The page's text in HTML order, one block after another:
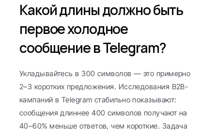
Какой длины должно быть
первое холодное
сообщение в Telegram?
Укладывайтесь в 300 символов — это примерно
2–3 коротких предложения. Исследования B2B-
кампаний в Telegram стабильно показывают:
сообщения длиннее 400 символов получают на
40–60% меньше ответов, чем короткие. Задача